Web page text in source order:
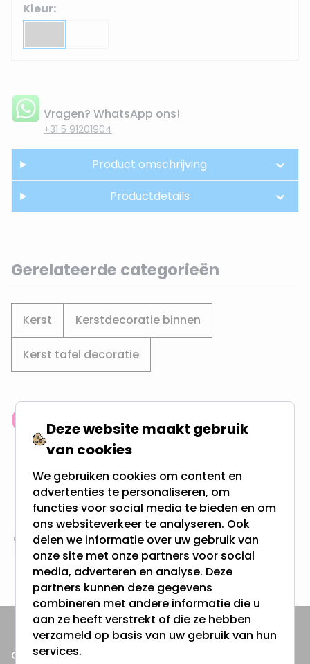
Kleur:
Vragen? WhatsApp ons!
+31 5 91201904
Product omschrijving
Productdetails
Gerelateerde categorieën
Kerst Kerstdecoratie binnen
Kerst tafel decoratie
Klantenbeoordeling: 9.4/10
meer dan 100.000 klanten gingen u voor
Gratis verzending + snel geleverd
Vanaf EUR100,- naar NL & BE
& 100 dagen recht op retour
Altijd uit eigen voorraad
3000m2 - 60.000+ Producten
ONZE PRODUCTEN
Deze website maakt gebruik
van cookies
We gebruiken cookies om content en
advertenties te personaliseren, om
functies voor social media te bieden en om
ons websiteverkeer te analyseren. Ook
delen we informatie over uw gebruik van
onze site met onze partners voor social
media, adverteren en analyse. Deze
partners kunnen deze gegevens
combineren met andere informatie die u
aan ze heeft verstrekt of die ze hebben
verzameld op basis van uw gebruik van hun
services.